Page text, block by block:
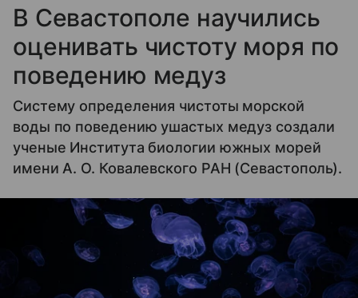
В Севастополе научились
оценивать чистоту моря по
поведению медуз
Систему определения чистоты морской
воды по поведению ушастых медуз создали
ученые Института биологии южных морей
имени А. О. Ковалевского РАН (Севастополь).